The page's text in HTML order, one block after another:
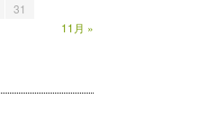
31
11月 »